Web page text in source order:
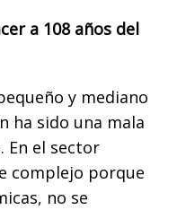
a 108 años del
y mediano
ha sido una mala
En el sector
complejo porque
no se